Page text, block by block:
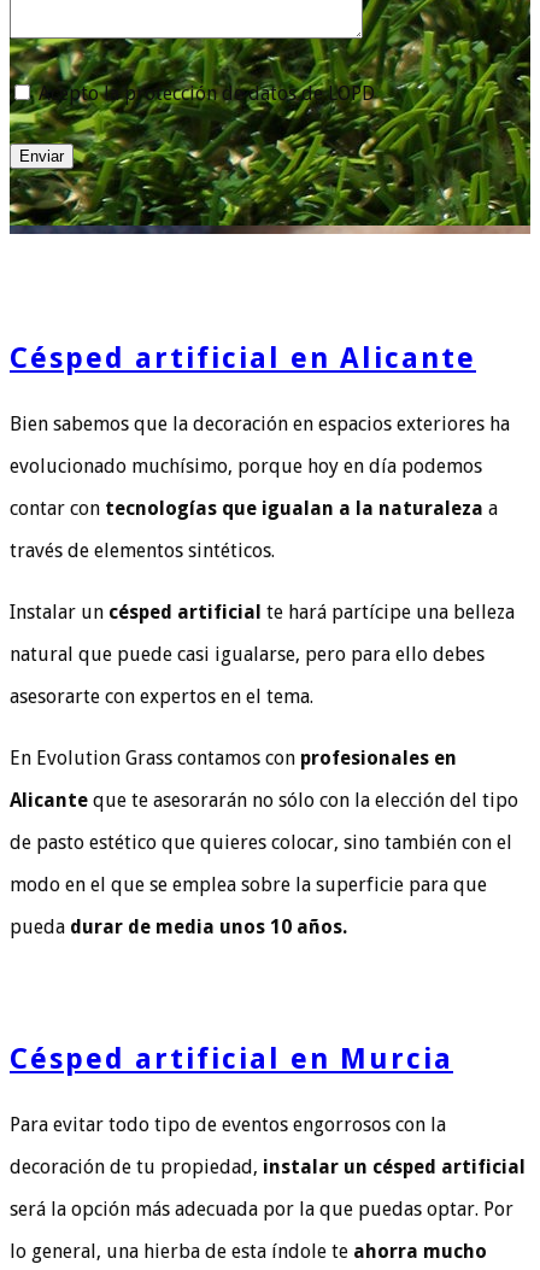
Acepto la protección de datos de LOPD
Enviar
Césped artificial en Alicante
Bien sabemos que la decoración en espacios exteriores ha
evolucionado muchísimo, porque hoy en día podemos
contar con tecnologías que igualan a la naturaleza a
través de elementos sintéticos.
Instalar un césped artificial te hará partícipe una belleza
natural que puede casi igualarse, pero para ello debes
asesorarte con expertos en el tema.
En Evolution Grass contamos con profesionales en
Alicante que te asesorarán no sólo con la elección del tipo
de pasto estético que quieres colocar, sino también con el
modo en el que se emplea sobre la superficie para que
pueda durar de media unos 10 años.
Césped artificial en Murcia
Para evitar todo tipo de eventos engorrosos con la
decoración de tu propiedad, instalar un césped artificial
será la opción más adecuada por la que puedas optar. Por
lo general, una hierba de esta índole te ahorra mucho